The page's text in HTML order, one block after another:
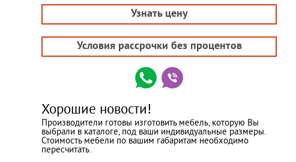
Узнать цену
Условия рассрочки без процентов
Хорошие новости!
Производители готовы изготовить мебель, которую Вы
выбрали в каталоге, под ваши индивидуальные размеры.
Стоимость мебели по вашим габаритам необходимо
пересчитать.